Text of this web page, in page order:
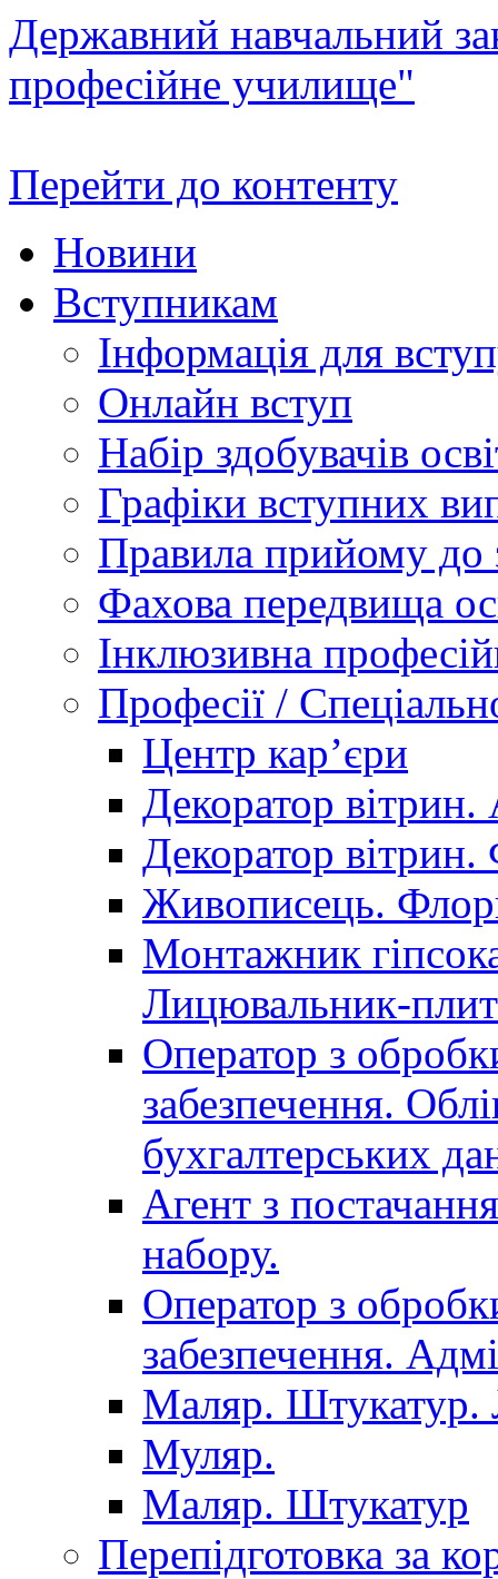
Державний навчальний
професійне училище"
Перейти до контенту
Новини
Вступникам
Інформація для
Онлайн вступ
Набір здобувачів
Графіки вступних
Правила прийому до
Фахова передвища
Інклюзивна
Професії /
Центр кар’єри
Декоратор вітрин.
Декоратор вітрин.
Живописець.
Монтажник
Лицювальник-
Оператор з
забезпечення.
бухгалтерських
Агент з
набору.
Оператор з
забезпечення.
Маляр. Штукатур.
Муляр.
Маляр. Штукатур
Перепідготовка за